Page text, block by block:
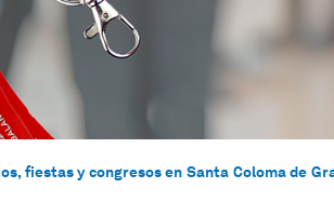
y congresos en Santa Coloma de